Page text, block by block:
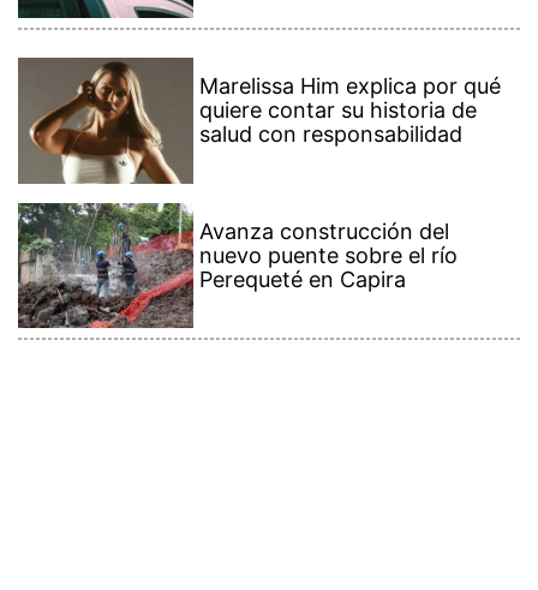
Marelissa Him explica por qué
quiere contar su historia de
salud con responsabilidad
Avanza construcción del
nuevo puente sobre el río
Perequeté en Capira